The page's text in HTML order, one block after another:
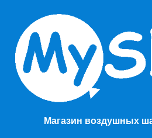
Магазин воздушных